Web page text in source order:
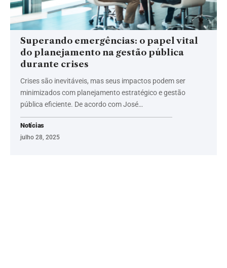
Superando emergências: o papel vital
do planejamento na gestão pública
durante crises
Crises são inevitáveis, mas seus impactos podem ser
minimizados com planejamento estratégico e gestão
pública eficiente. De acordo com José…
Notícias
julho 28, 2025